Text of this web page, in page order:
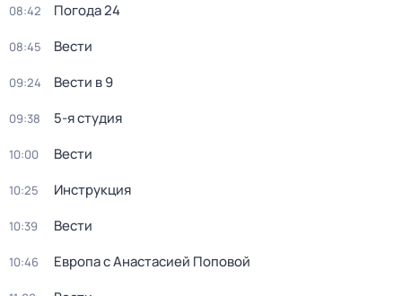
08:42 Погода 24
08:45 Вести
09:24 Вести в 9
09:38 5-я студия
10:00 Вести
10:25 Инструкция
10:39 Вести
10:46 Европа с Анастасией Поповой